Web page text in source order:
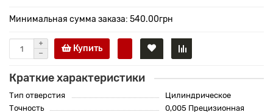
Минимальная сумма заказа: 540.00грн
Купить
Краткие характеристики
Тип отверстия
Цилиндрическое
Точность
0,005 Прецизионная